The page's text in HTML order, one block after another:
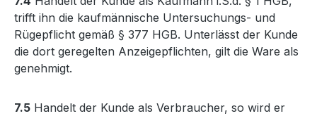
trifft ihn die kaufmännische Untersuchungs- und
Rügepflicht gemäß § 377 HGB. Unterlässt der Kunde
die dort geregelten Anzeigepflichten, gilt die Ware als
genehmigt.
7.5 Handelt der Kunde als Verbraucher, so wird er